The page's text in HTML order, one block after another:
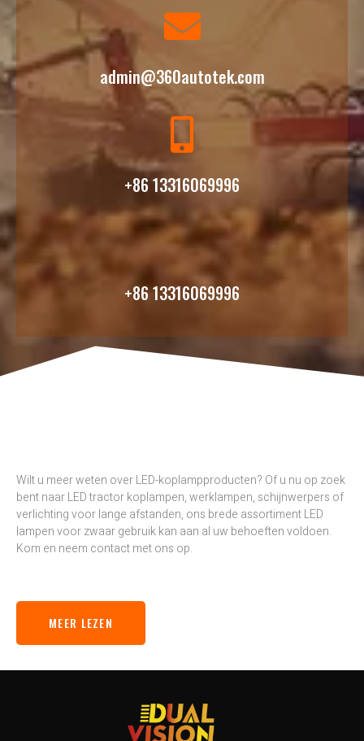
admin@360autotek.com
+86 13316069996
+86 13316069996
Wilt u meer weten over LED-koplampproducten? Of u nu op zoek
bent naar LED tractor koplampen, werklampen, schijnwerpers of
verlichting voor lange afstanden, ons brede assortiment LED
lampen voor zwaar gebruik kan aan al uw behoeften voldoen.
Kom en neem contact met ons op.
MEER LEZEN